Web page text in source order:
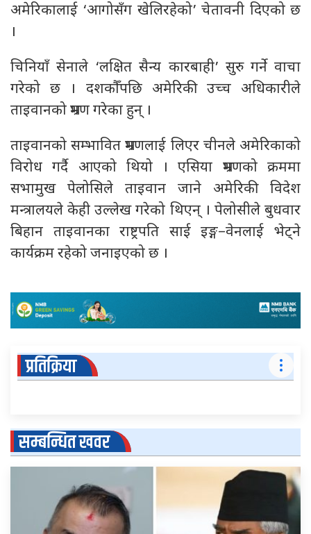
अमेरिकालाई ‘आगोसँग खेलिरहेको’ चेतावनी दिएको छ
।
चिनियाँ सेनाले ‘लक्षित सैन्य कारबाही’ सुरु गर्ने वाचा
गरेको छ । दशकौँपछि अमेरिकी उच्च अधिकारीले
ताइवानको भ्रमण गरेका हुन् ।
ताइवानको सम्भावित भ्रमणलाई लिएर चीनले अमेरिकाको
विरोध गर्दै आएको थियो । एसिया भ्रमणको क्रममा
सभामुख पेलोसिले ताइवान जाने अमेरिकी विदेश
मन्त्रालयले केही उल्लेख गरेको थिएन् । पेलोसीले बुधवार
बिहान ताइवानका राष्ट्रपति साई इङ्ग–वेनलाई भेट्ने
कार्यक्रम रहेको जनाइएको छ ।
प्रतिक्रिया
सम्बन्धित खवर